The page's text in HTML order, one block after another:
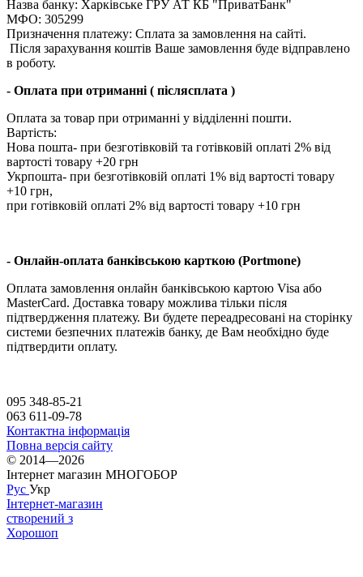
Назва банку: Харкiвське ГРУ АТ КБ "ПриватБанк"
МФО: 305299
Призначення платежу: Сплата за замовлення на сайті.
Після зарахування коштів Ваше замовлення буде відправлено
в роботу.
- Оплата при отриманні ( післясплата )
Оплата за товар при отриманні у відділенні пошти.
Вартість:
Нова пошта- при безготівковій та готівковій оплаті 2% від
вартості товару +20 грн
Укрпошта- при безготівковій оплаті 1% від вартості товару
+10 грн,
при готівковій оплаті 2% від вартості товару +10 грн
- Онлайн-оплата банківською карткою (Portmone)
Оплата замовлення онлайн банківською картою Visa або
MasterCard. Доставка товару можлива тільки після
підтвердження платежу. Ви будете переадресовані на сторінку
системи безпечних платежів банку, де Вам необхідно буде
підтвердити оплату.
095 348-85-21
063 611-09-78
Контактна інформація
Повна версія сайту
© 2014—2026
Інтернет магазин МНОГОБОР
Рус Укр
Інтернет-магазин
створений з
Хорошоп